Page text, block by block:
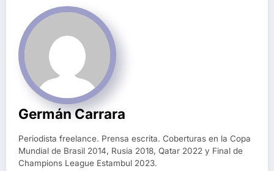
Germán Carrara
Periodista freelance. Prensa escrita. Coberturas en la Copa
Mundial de Brasil 2014, Rusia 2018, Qatar 2022 y Final de
Champions League Estambul 2023.